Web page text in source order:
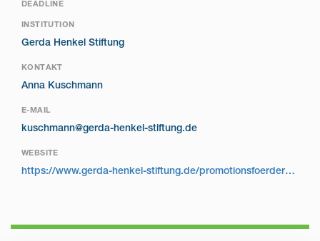
DEADLINE
INSTITUTION
Gerda Henkel Stiftung
KONTAKT
Anna Kuschmann
E-MAIL
kuschmann@gerda-henkel-stiftung.de
WEBSITE
https://www.gerda-henkel-stiftung.de/promotionsfoerderung